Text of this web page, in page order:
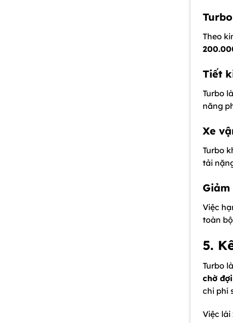
Theo
Tiết
Turbo
năng
Xe
Turbo
tải
Việc
toàn
5.
Turbo
chờ
chi phí
Việc